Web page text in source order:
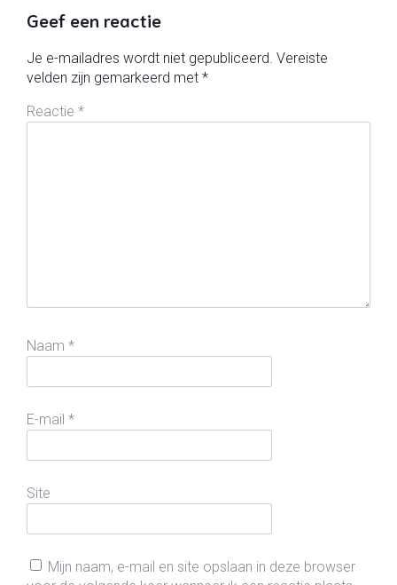
Geef een reactie
Je e-mailadres wordt niet gepubliceerd. Vereiste
velden zijn gemarkeerd met *
Reactie *
Naam *
E-mail *
Site
Mijn naam, e-mail en site opslaan in deze browser